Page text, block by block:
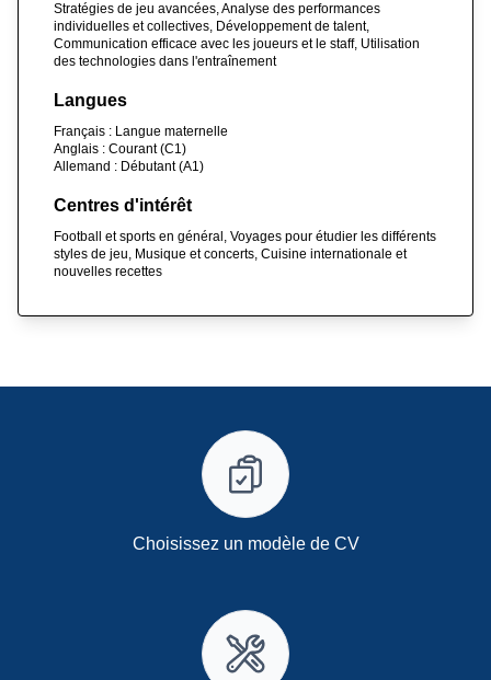
Stratégies de jeu avancées, Analyse des performances
individuelles et collectives, Développement de talent,
Communication efficace avec les joueurs et le staff, Utilisation
des technologies dans l'entraînement
Langues
Français : Langue maternelle
Anglais : Courant (C1)
Allemand : Débutant (A1)
Centres d'intérêt
Football et sports en général, Voyages pour étudier les différents
styles de jeu, Musique et concerts, Cuisine internationale et
nouvelles recettes
Choisissez un modèle de CV